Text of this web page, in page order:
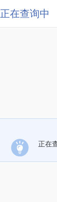
正在查询中
正在